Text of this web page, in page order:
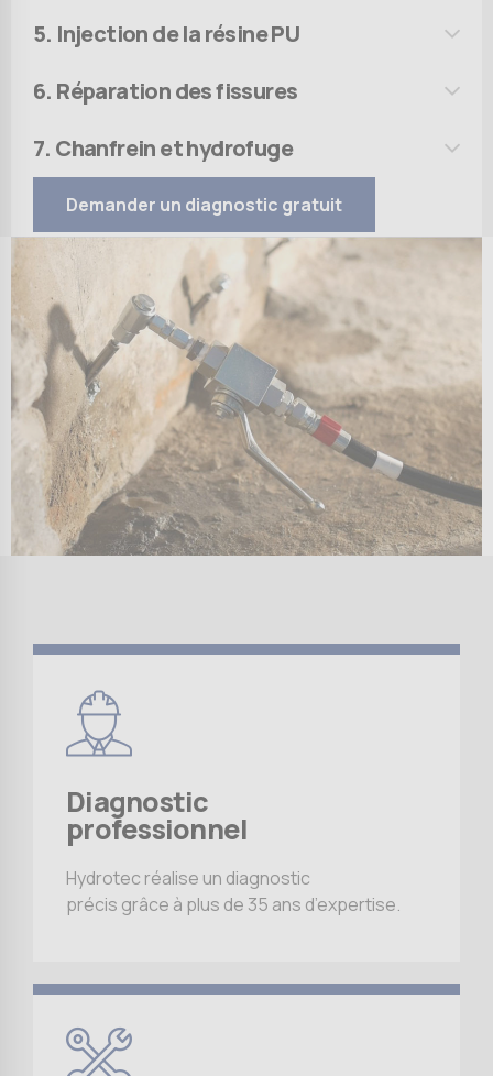
5. Injection de la résine PU
6. Réparation des fissures
7. Chanfrein et hydrofuge
Demander un diagnostic gratuit
Diagnostic
professionnel
Hydrotec réalise un diagnostic
précis grâce à plus de 35 ans d’expertise.